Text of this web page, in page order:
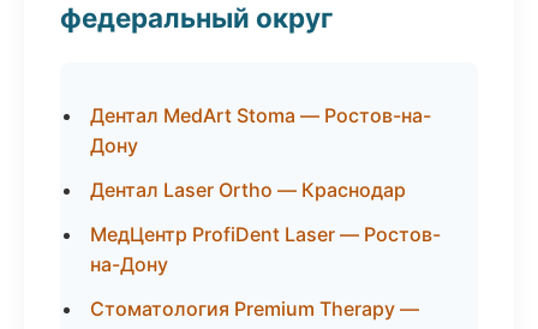
федеральный округ
Дентал MedArt Stoma — Ростов-на-
Дону
Дентал Laser Ortho — Краснодар
МедЦентр ProfiDent Laser — Ростов-
на-Дону
Стоматология Premium Therapy —